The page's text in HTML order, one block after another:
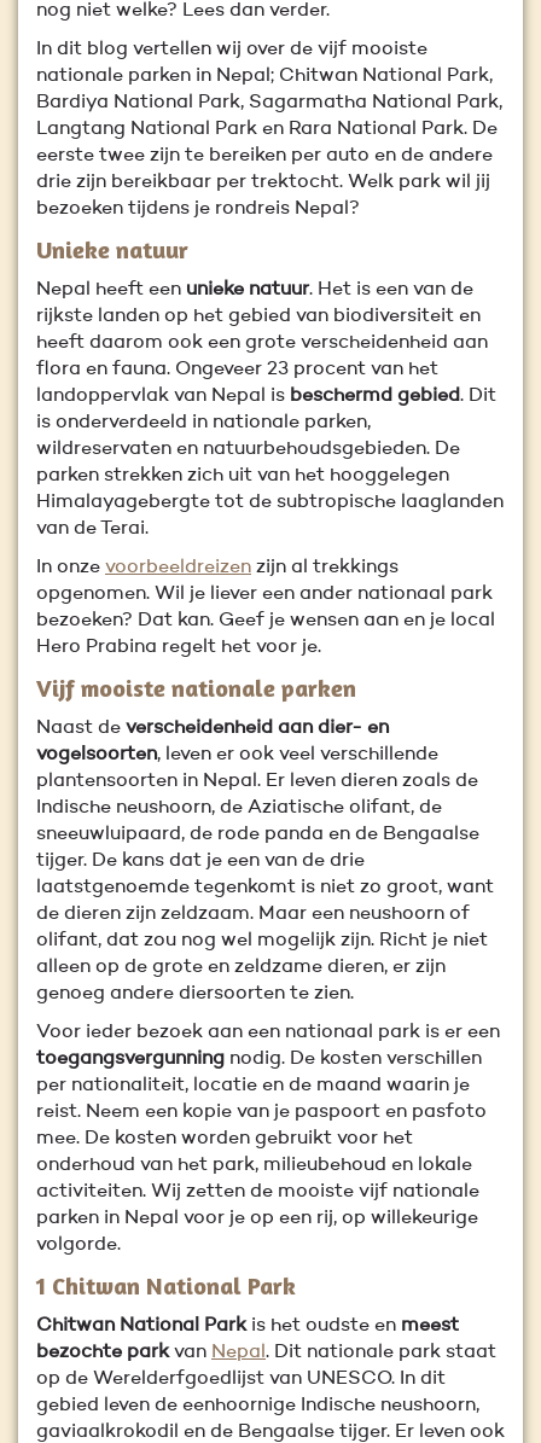
nog niet welke? Lees dan verder.
In dit blog vertellen wij over de vijf mooiste
nationale parken in Nepal; Chitwan National Park,
Bardiya National Park, Sagarmatha National Park,
Langtang National Park en Rara National Park. De
eerste twee zijn te bereiken per auto en de andere
drie zijn bereikbaar per trektocht. Welk park wil jij
bezoeken tijdens je rondreis Nepal?
Unieke natuur
Nepal heeft een unieke natuur. Het is een van de
rijkste landen op het gebied van biodiversiteit en
heeft daarom ook een grote verscheidenheid aan
flora en fauna. Ongeveer 23 procent van het
landoppervlak van Nepal is beschermd gebied. Dit
is onderverdeeld in nationale parken,
wildreservaten en natuurbehoudsgebieden. De
parken strekken zich uit van het hooggelegen
Himalayagebergte tot de subtropische laaglanden
van de Terai.
In onze voorbeeldreizen zijn al trekkings
opgenomen. Wil je liever een ander nationaal park
bezoeken? Dat kan. Geef je wensen aan en je local
Hero Prabina regelt het voor je.
Vijf mooiste nationale parken
Naast de verscheidenheid aan dier- en
vogelsoorten, leven er ook veel verschillende
plantensoorten in Nepal. Er leven dieren zoals de
Indische neushoorn, de Aziatische olifant, de
sneeuwluipaard, de rode panda en de Bengaalse
tijger. De kans dat je een van de drie
laatstgenoemde tegenkomt is niet zo groot, want
de dieren zijn zeldzaam. Maar een neushoorn of
olifant, dat zou nog wel mogelijk zijn. Richt je niet
alleen op de grote en zeldzame dieren, er zijn
genoeg andere diersoorten te zien.
Voor ieder bezoek aan een nationaal park is er een
toegangsvergunning nodig. De kosten verschillen
per nationaliteit, locatie en de maand waarin je
reist. Neem een kopie van je paspoort en pasfoto
mee. De kosten worden gebruikt voor het
onderhoud van het park, milieubehoud en lokale
activiteiten. Wij zetten de mooiste vijf nationale
parken in Nepal voor je op een rij, op willekeurige
volgorde.
1 Chitwan National Park
Chitwan National Parkis het oudste en meest
bezochte parkvan Nepal . Dit nationale park staat
op de Werelderfgoedlijst van UNESCO. In dit
gebied leven de eenhoornige Indische neushoorn,
gaviaalkrokodil en de Bengaalse tijger. Er leven ook